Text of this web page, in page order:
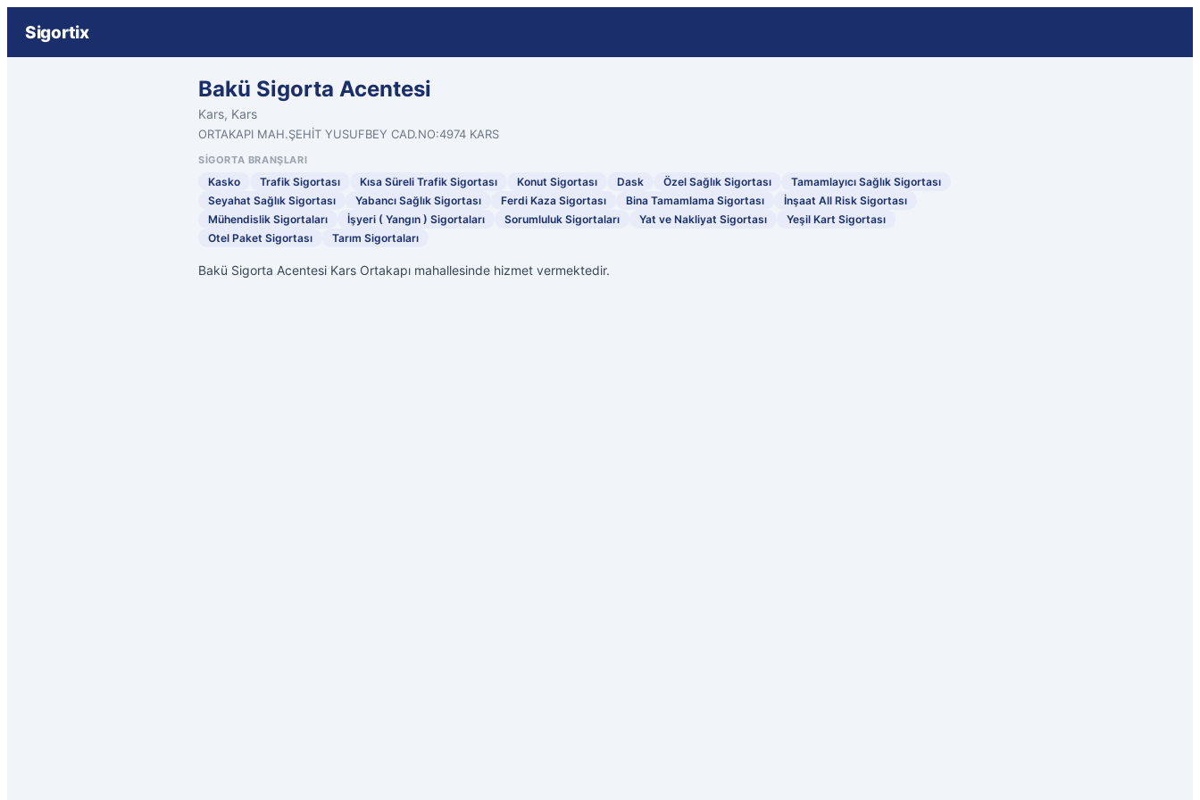
Sigortix
Bakü Sigorta Acentesi
Kars, Kars
ORTAKAPI MAH.ŞEHİT YUSUFBEY CAD.NO:4974 KARS
SIGORTA BRANŞLARI
Kasko Trafik Sigortası Kısa Süreli Trafik Sigortası Konut Sigortası Dask Özel Sağlık Sigortası
Tamamlayıcı Sağlık Sigortası
Seyahat Sağlık Sigortası
Yabancı Sağlık Sigortası Ferdi Kaza Sigortası Bina Tamamlama Sigortası
İnşaat All Risk Sigortası
Mühendislik Sigortaları
İşyeri ( Yangın ) Sigortaları Sorumluluk Sigortaları Yat ve Nakliyat Sigortası
Yeşil Kart Sigortası
Otel Paket Sigortası
Tarım Sigortaları
Bakü Sigorta Acentesi Kars Ortakapı mahallesinde hizmet vermektedir.